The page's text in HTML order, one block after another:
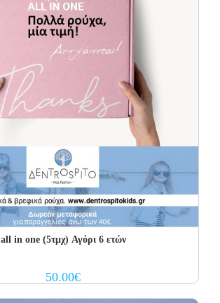
all in one (5τμχ) Αγόρι 6 ετών
50.00€